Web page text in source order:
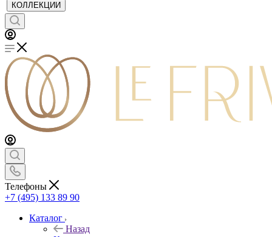
КОЛЛЕКЦИИ
Телефоны
+7 (495) 133 89 90
Каталог
Назад